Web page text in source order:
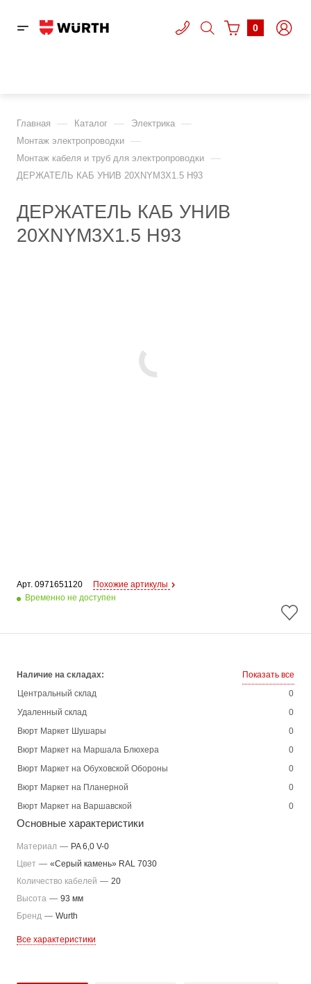
0
Главная — Каталог — Электрика —
Монтаж электропроводки —
Монтаж кабеля и труб для электропроводки —
ДЕРЖАТЕЛЬ КАБ УНИВ 20XNYM3X1.5 H93
ДЕРЖАТЕЛЬ КАБ УНИВ
20XNYM3X1.5 H93
Арт. 0971651120
Похожие артикулы
Временно не доступен
Наличие на складах:
Показать все
Центральный склад
0
Удаленный склад
0
Вюрт Маркет Шушары
0
Вюрт Маркет на Маршала Блюхера
0
Вюрт Маркет на Обуховской Обороны
0
Вюрт Маркет на Планерной
0
Вюрт Маркет на Варшавской
0
Основные характеристики
Материал — PA 6,0 V-0
Цвет — «Серый камень» RAL 7030
Количество кабелей — 20
Высота — 93 мм
Бренд — Wurth
Все характеристики